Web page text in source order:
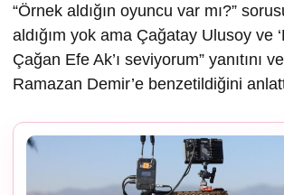
“Örnek aldığın oyuncu var mı?”
aldığım yok ama Çağatay Ulusoy ve
Çağan Efe Ak’ı seviyorum” yanıtını
Ramazan Demir’e benzetildiğini